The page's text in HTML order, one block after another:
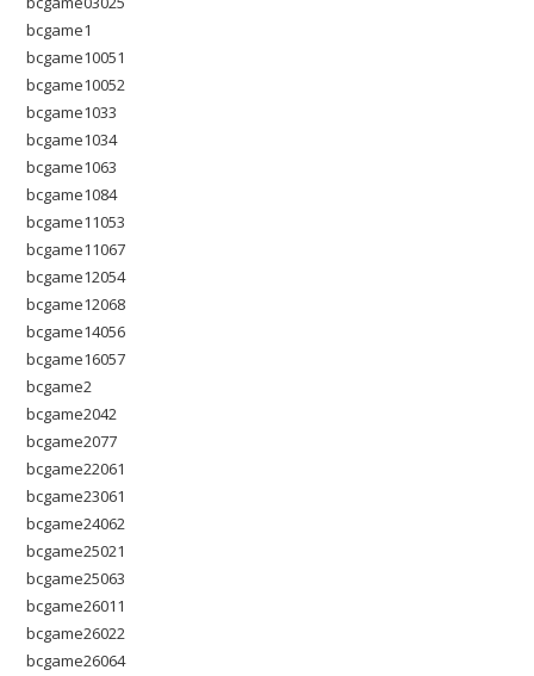
bcgame1
bcgame10051
bcgame10052
bcgame1033
bcgame1034
bcgame1063
bcgame1084
bcgame11053
bcgame11067
bcgame12054
bcgame12068
bcgame14056
bcgame16057
bcgame2
bcgame2042
bcgame2077
bcgame22061
bcgame23061
bcgame24062
bcgame25021
bcgame25063
bcgame26011
bcgame26022
bcgame26064